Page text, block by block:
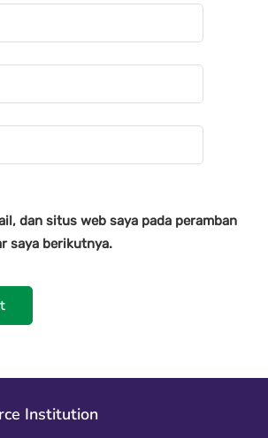
dan situs web saya pada peramban
saya berikutnya.
Institution